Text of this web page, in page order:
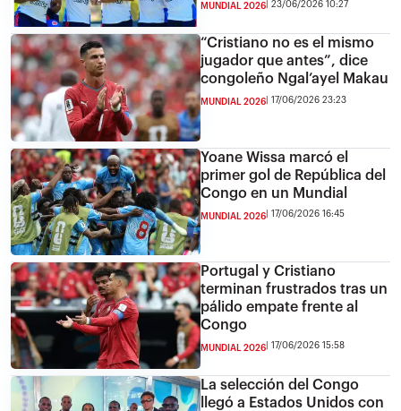
MUNDIAL 2026 23/06/2026 10:27
“Cristiano no es el mismo
jugador que antes”, dice
congoleño Ngal’ayel Makau
MUNDIAL 2026 17/06/2026 23:23
Yoane Wissa marcó el
primer gol de República del
Congo en un Mundial
MUNDIAL 2026 17/06/2026 16:45
Portugal y Cristiano
terminan frustrados tras un
pálido empate frente al
Congo
MUNDIAL 2026 17/06/2026 15:58
La selección del Congo
llegó a Estados Unidos con